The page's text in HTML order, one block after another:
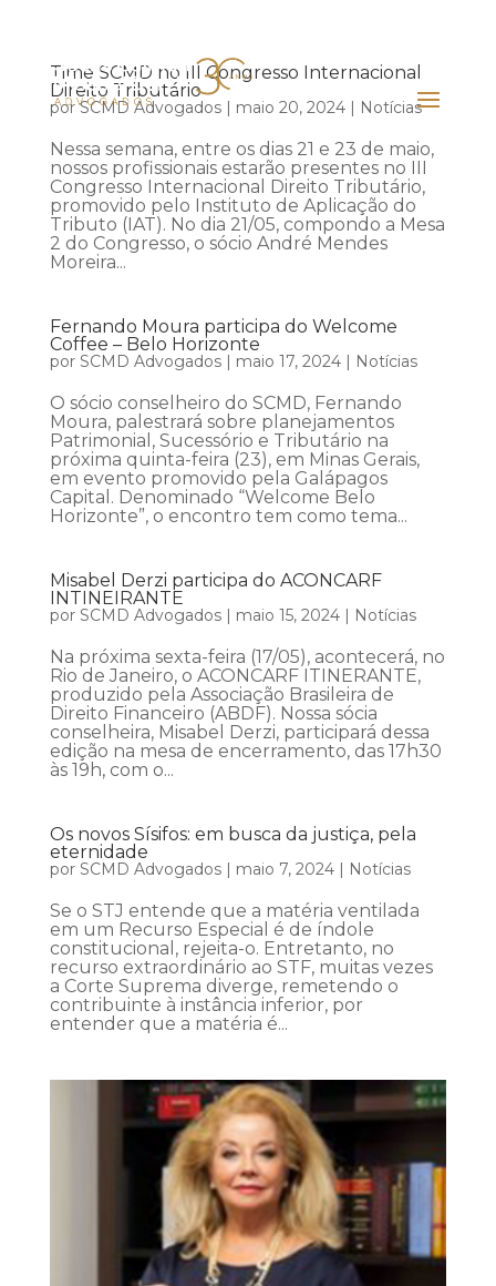
Time SCMD no III Congresso Internacional
Direito Tributário
porSCMD Advogados| maio 20, 2024| Notícias
Nessa semana, entre os dias 21 e 23 de maio,
nossos profissionais estarão presentes no III
Congresso Internacional Direito Tributário,
promovido pelo Instituto de Aplicação do
Tributo (IAT). No dia 21/05, compondo a Mesa
2 do Congresso, o sócio André Mendes
Moreira...
Fernando Moura participa do Welcome
Coffee – Belo Horizonte
por SCMD Advogados| maio 17, 2024| Notícias
O sócio conselheiro do SCMD, Fernando
Moura, palestrará sobre planejamentos
Patrimonial, Sucessório e Tributário na
próxima quinta-feira (23), em Minas Gerais,
em evento promovido pela Galápagos
Capital. Denominado “Welcome Belo
Horizonte”, o encontro tem como tema...
Misabel Derzi participa do ACONCARF
INTINEIRANTE
por SCMD Advogados| maio 15, 2024| Notícias
Na próxima sexta-feira (17/05), acontecerá, no
Rio de Janeiro, o ACONCARF ITINERANTE,
produzido pela Associação Brasileira de
Direito Financeiro (ABDF). Nossa sócia
conselheira, Misabel Derzi, participará dessa
edição na mesa de encerramento, das 17h30
às 19h, com o...
Os novos Sísifos: em busca da justiça, pela
eternidade
por SCMD Advogados| maio 7, 2024| Notícias
Se o STJ entende que a matéria ventilada
em um Recurso Especial é de índole
constitucional, rejeita-o. Entretanto, no
recurso extraordinário ao STF, muitas vezes
a Corte Suprema diverge, remetendo o
contribuinte à instância inferior, por
entender que a matéria é...